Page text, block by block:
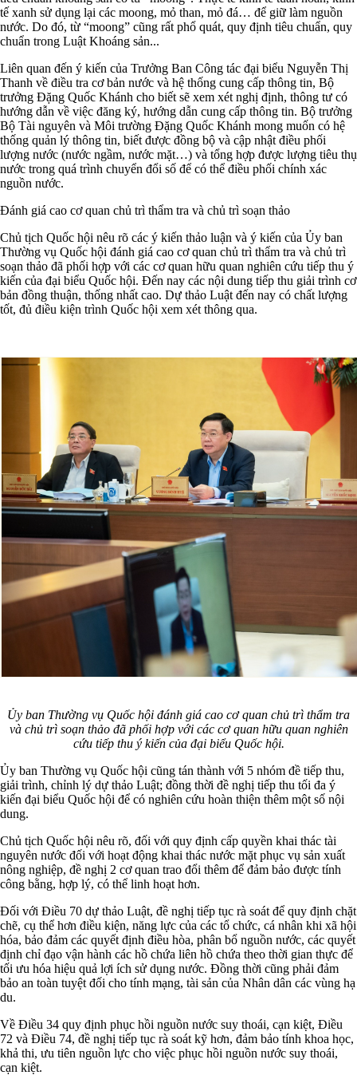
tế xanh sử dụng lại các moong, mỏ than, mỏ đá… để giữ làm nguồn
nước. Do đó, từ “moong” cũng rất phổ quát, quy định tiêu chuẩn, quy
chuẩn trong Luật Khoáng sản...
Liên quan đến ý kiến của Trưởng Ban Công tác đại biểu Nguyễn Thị
Thanh về điều tra cơ bản nước và hệ thống cung cấp thông tin, Bộ
trưởng Đặng Quốc Khánh cho biết sẽ xem xét nghị định, thông tư có
hướng dẫn về việc đăng ký, hướng dẫn cung cấp thông tin. Bộ trưởng
Bộ Tài nguyên và Môi trường Đặng Quốc Khánh mong muốn có hệ
thống quản lý thông tin, biết được đồng bộ và cập nhật điều phối
lượng nước (nước ngầm, nước mặt…) và tổng hợp được lượng tiêu thụ
nước trong quá trình chuyển đổi số để có thể điều phối chính xác
nguồn nước.
Đánh giá cao cơ quan chủ trì thẩm tra và chủ trì soạn thảo
Chủ tịch Quốc hội nêu rõ các ý kiến thảo luận và ý kiến của Ủy ban
Thường vụ Quốc hội đánh giá cao cơ quan chủ trì thẩm tra và chủ trì
soạn thảo đã phối hợp với các cơ quan hữu quan nghiên cứu tiếp thu ý
kiến của đại biểu Quốc hội. Đến nay các nội dung tiếp thu giải trình cơ
bản đồng thuận, thống nhất cao. Dự thảo Luật đến nay có chất lượng
tốt, đủ điều kiện trình Quốc hội xem xét thông qua.
Ủy ban Thường vụ Quốc hội đánh giá cao cơ quan chủ trì thẩm tra
và chủ trì soạn thảo đã phối hợp với các cơ quan hữu quan nghiên
cứu tiếp thu ý kiến của đại biểu Quốc hội.
Ủy ban Thường vụ Quốc hội cũng tán thành với 5 nhóm đề tiếp thu,
giải trình, chỉnh lý dự thảo Luật; đồng thời đề nghị tiếp thu tối đa ý
kiến đại biểu Quốc hội để có nghiên cứu hoàn thiện thêm một số nội
dung.
Chủ tịch Quốc hội nêu rõ, đối với quy định cấp quyền khai thác tài
nguyên nước đối với hoạt động khai thác nước mặt phục vụ sản xuất
nông nghiệp, đề nghị 2 cơ quan trao đổi thêm để đảm bảo được tính
công bằng, hợp lý, có thể linh hoạt hơn.
Đối với Điều 70 dự thảo Luật, đề nghị tiếp tục rà soát để quy định chặt
chẽ, cụ thể hơn điều kiện, năng lực của các tổ chức, cá nhân khi xã hội
hóa, bảo đảm các quyết định điều hòa, phân bổ nguồn nước, các quyết
định chỉ đạo vận hành các hồ chứa liên hồ chứa theo thời gian thực để
tối ưu hóa hiệu quả lợi ích sử dụng nước. Đồng thời cũng phải đảm
bảo an toàn tuyệt đối cho tính mạng, tài sản của Nhân dân các vùng hạ
du.
Về Điều 34 quy định phục hồi nguồn nước suy thoái, cạn kiệt, Điều
72 và Điều 74, đề nghị tiếp tục rà soát kỹ hơn, đảm bảo tính khoa học,
khả thi, ưu tiên nguồn lực cho việc phục hồi nguồn nước suy thoái,
cạn kiệt.